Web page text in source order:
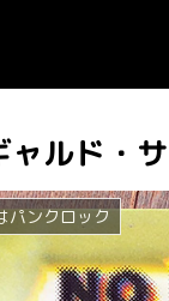
ャルド・
パンクロック